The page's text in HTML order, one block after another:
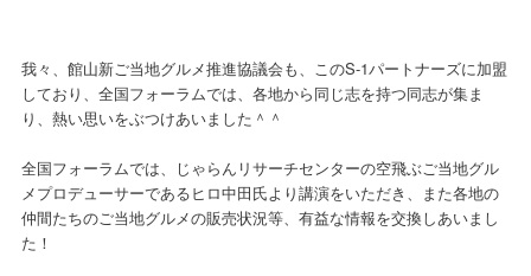
我々、館山新ご当地グルメ推進協議会も、このS-1パートナーズに加盟
しており、全国フォーラムでは、各地から同じ志を持つ同志が集ま
り、熱い思いをぶつけあいました＾＾
全国フォーラムでは、じゃらんリサーチセンターの空飛ぶご当地グル
メプロデューサーであるヒロ中田氏より講演をいただき、また各地の
仲間たちのご当地グルメの販売状況等、有益な情報を交換しあいまし
た！